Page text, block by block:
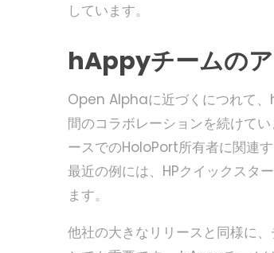
しています。
hAppyチームの
Open Alphaに近づくにつれて、
間のコラボレーションを続けて
ースでのHoloPort所有者に関連
最近の例には、HPクイックスタ
ます。
他社の大きなリリースと同様に